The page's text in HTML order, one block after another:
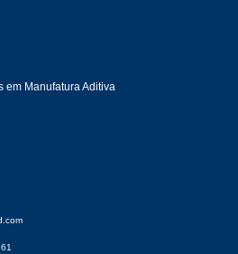
em Manufatura Aditiva